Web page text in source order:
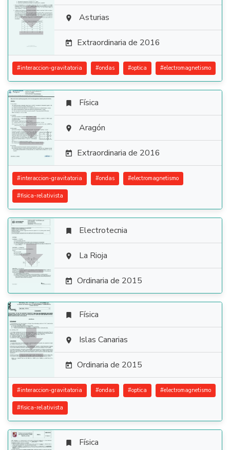
  Asturias
 Extraordinaria de 2016
#interaccion-gravitatoria #ondas #optica #electromagnetismo

 Física
 Aragón
 Extraordinaria de 2016
#interaccion-gravitatoria #ondas #electromagnetismo
#fisica-relativista

 Electrotecnia
 La Rioja
 Ordinaria de 2015

 Física
 Islas Canarias
 Ordinaria de 2015
#interaccion-gravitatoria #ondas #optica #electromagnetismo
#fisica-relativista
 Física